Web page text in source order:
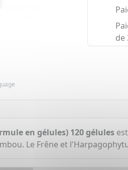
de
en gélules) 120 gélules
Le Frêne et